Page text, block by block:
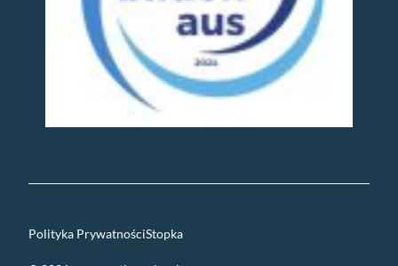
Polityka PrywatnościStopka